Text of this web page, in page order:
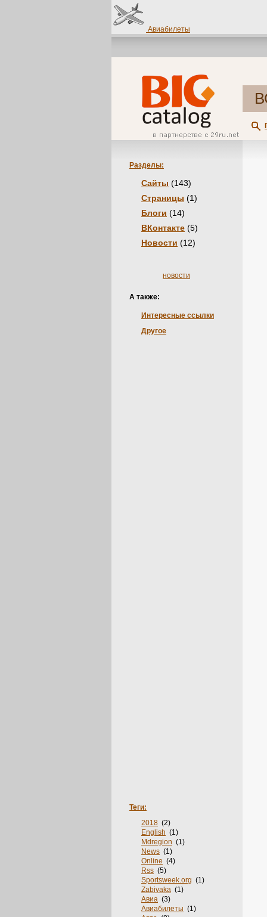
Авиабилеты
Разделы:
Сайты (143)
Страницы (1)
Блоги (14)
ВКонтакте (5)
Новости (12)
новости
А также:
Интересные ссылки
Другое
Теги:
2018 (2)
English (1)
Mdregion (1)
News (1)
Online (4)
Rss (5)
Sportsweek.org (1)
Zabivaka (1)
Авиа (3)
Авиабилеты (1)